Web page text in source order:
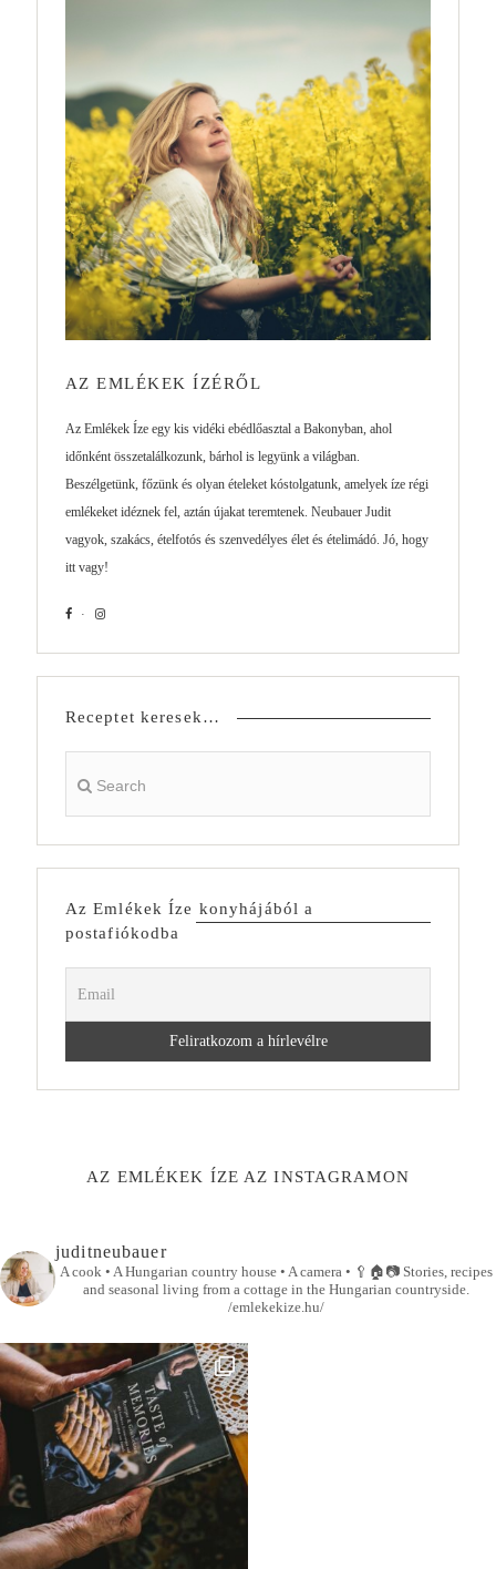
AZ EMLÉKEK ÍZÉRŐL
Az Emlékek Íze egy kis vidéki ebédlőasztal a Bakonyban, ahol
időnként összetalálkozunk, bárhol is legyünk a világban.
Beszélgetünk, főzünk és olyan ételeket kóstolgatunk, amelyek íze régi
emlékeket idéznek fel, aztán újakat teremtenek. Neubauer Judit
vagyok, szakács, ételfotós és szenvedélyes élet és ételimádó. Jó, hogy
itt vagy!
Receptet keresek…
Az Emlékek Íze konyhájából a
postafiókodba
AZ EMLÉKEK ÍZE AZ INSTAGRAMON
juditneubauer
A cook • A Hungarian country house • A camera • 🥄🏠📷Stories, recipes
and seasonal living from a cottage in the Hungarian countryside.
/emlekekize.hu/